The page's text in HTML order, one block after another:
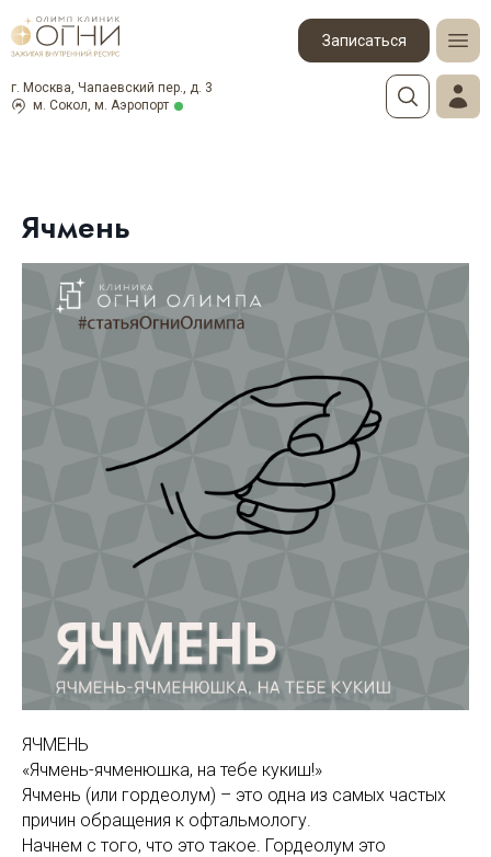
Записаться
м. Сокол, м. Аэропорт
г. Москва, Чапаевский пер., д. 3
Ячмень
ЯЧМЕНЬ
«Ячмень-ячменюшка, на тебе кукиш!»
Ячмень (или гордеолум) – это одна из самых частых
причин обращения к офтальмологу.
Начнем с того, что это такое. Гордеолум это